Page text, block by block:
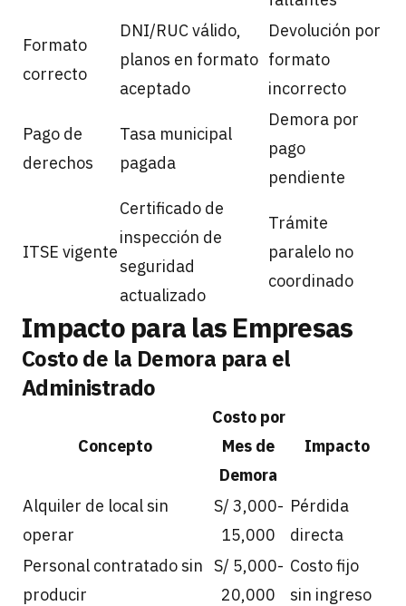
Formato
correcto
DNI/RUC válido,
planos en formato
aceptado
Devolución por
formato
incorrecto
Pago de
derechos
Tasa municipal
pagada
Demora por
pago
pendiente
ITSE vigente
Certificado de
inspección de
seguridad
actualizado
Trámite
paralelo no
coordinado
Impacto para las Empresas
Costo de la Demora para el
Administrado
Concepto
Costo por
Mes de
Demora
Impacto
Alquiler de local sin
operar
S/ 3,000-
15,000
Pérdida
directa
Personal contratado sin
producir
S/ 5,000-
20,000
Costo fijo
sin ingreso